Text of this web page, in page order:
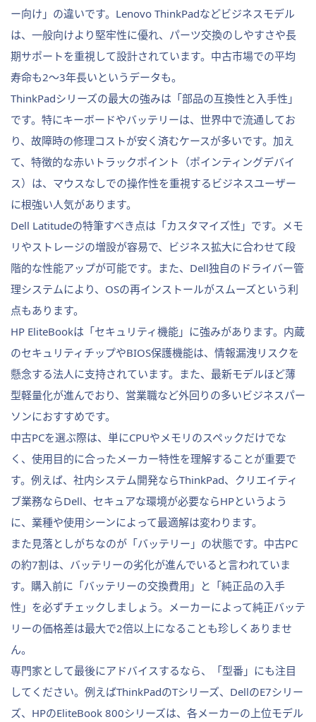
ー向け」の違いです。Lenovo ThinkPadなどビジネスモデル
は、一般向けより堅牢性に優れ、パーツ交換のしやすさや長
期サポートを重視して設計されています。中古市場での平均
寿命も2〜3年長いというデータも。
ThinkPadシリーズの最大の強みは「部品の互換性と入手性」
です。特にキーボードやバッテリーは、世界中で流通してお
り、故障時の修理コストが安く済むケースが多いです。加え
て、特徴的な赤いトラックポイント（ポインティングデバイ
ス）は、マウスなしでの操作性を重視するビジネスユーザー
に根強い人気があります。
Dell Latitudeの特筆すべき点は「カスタマイズ性」です。メモ
リやストレージの増設が容易で、ビジネス拡大に合わせて段
階的な性能アップが可能です。また、Dell独自のドライバー管
理システムにより、OSの再インストールがスムーズという利
点もあります。
HP EliteBookは「セキュリティ機能」に強みがあります。内蔵
のセキュリティチップやBIOS保護機能は、情報漏洩リスクを
懸念する法人に支持されています。また、最新モデルほど薄
型軽量化が進んでおり、営業職など外回りの多いビジネスパー
ソンにおすすめです。
中古PCを選ぶ際は、単にCPUやメモリのスペックだけでな
く、使用目的に合ったメーカー特性を理解することが重要で
す。例えば、社内システム開発ならThinkPad、クリエイティ
ブ業務ならDell、セキュアな環境が必要ならHPというよう
に、業種や使用シーンによって最適解は変わります。
また見落としがちなのが「バッテリー」の状態です。中古PC
の約7割は、バッテリーの劣化が進んでいると言われていま
す。購入前に「バッテリーの交換費用」と「純正品の入手
性」を必ずチェックしましょう。メーカーによって純正バッテ
リーの価格差は最大で2倍以上になることも珍しくありませ
ん。
専門家として最後にアドバイスするなら、「型番」にも注目
してください。例えばThinkPadのTシリーズ、DellのE7シリー
ズ、HPのEliteBook 800シリーズは、各メーカーの上位モデル